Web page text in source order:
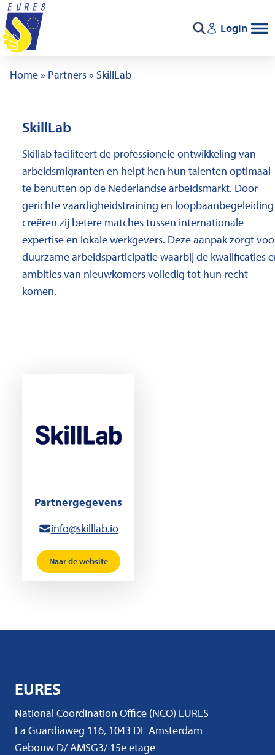
Ga naar de inhoud
Login
Home» Partners» SkillLab
SkillLab
Skillab faciliteert de professionele ontwikkeling van
arbeidsmigranten en helpt hen hun talenten optimaal
te benutten op de Nederlandse arbeidsmarkt. Door
gerichte vaardigheidstraining en loopbaanbegeleiding
creëren zij betere matches tussen internationale
expertise en lokale werkgevers. Deze aanpak zorgt
duurzame arbeidsparticipatie waarbij de kwalificaties
ambities van nieuwkomers volledig tot hun recht
komen.
Partnergegevens
info@skilllab.io
Naar de website
EURES
National Coordination Office (NCO) EURES
La Guardiaweg 116, 1043 DL Amsterdam
Gebouw D/ AMSG3/ 15e etage